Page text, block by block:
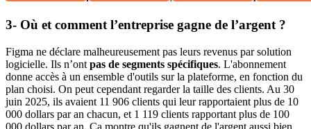
3- Où et comment l’entreprise gagne de l’argent ?
Figma ne déclare malheureusement pas leurs revenus par solution
logicielle. Ils n’ont pas de segments spécifiques. L'abonnement
donne accès à un ensemble d'outils sur la plateforme, en fonction du
plan choisi. On peut cependant regarder la taille des clients. Au 30
juin 2025, ils avaient 11 906 clients qui leur rapportaient plus de 10
000 dollars par an chacun, et 1 119 clients rapportant plus de 100
000 dollars par an. Ça montre qu'ils gagnent de l'argent aussi bien